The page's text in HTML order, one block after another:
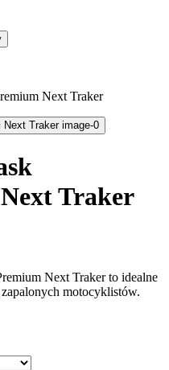
Next Traker
Traker
Next Traker to idealne
motocyklistów.